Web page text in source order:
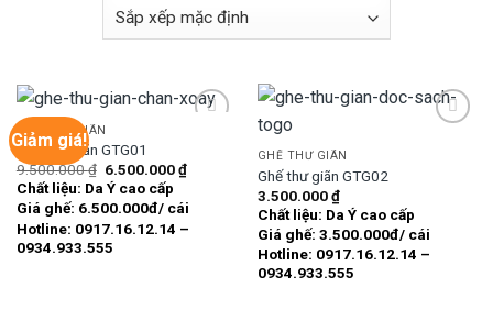
Giảm giá!
Add to
GHẾ THƯ GIÃN
Ghế thư giãn GTG01
9.500.000₫ Giá
gốc
là:
9.500.000 ₫.
6.500.000₫Giá
hiện
là:
6.500.000 ₫.
Chất liệu: Da Ý cao cấp
Giá ghế: 6.500.000đ/ cái
Hotline: 0917.16.12.14 –
0934.933.555
GHẾ THƯ GIÃN
Ghế thư giãn GTG02
3.500.000₫
Chất liệu: Da Ý cao cấp
Giá ghế: 3.500.000đ/ cái
Hotline: 0917.16.12.14 –
0934.933.555